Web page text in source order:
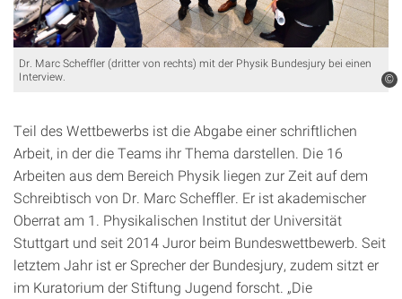
©
Dr. Marc Scheffler (dritter von rechts) mit der Physik Bundesjury bei einen
Interview.
Teil des Wettbewerbs ist die Abgabe einer schriftlichen
Arbeit, in der die Teams ihr Thema darstellen. Die 16
Arbeiten aus dem Bereich Physik liegen zur Zeit auf dem
Schreibtisch von Dr. Marc Scheffler. Er ist akademischer
Oberrat am 1. Physikalischen Institut der Universität
Stuttgart und seit 2014 Juror beim Bundeswettbewerb. Seit
letztem Jahr ist er Sprecher der Bundesjury, zudem sitzt er
im Kuratorium der Stiftung Jugend forscht. „Die